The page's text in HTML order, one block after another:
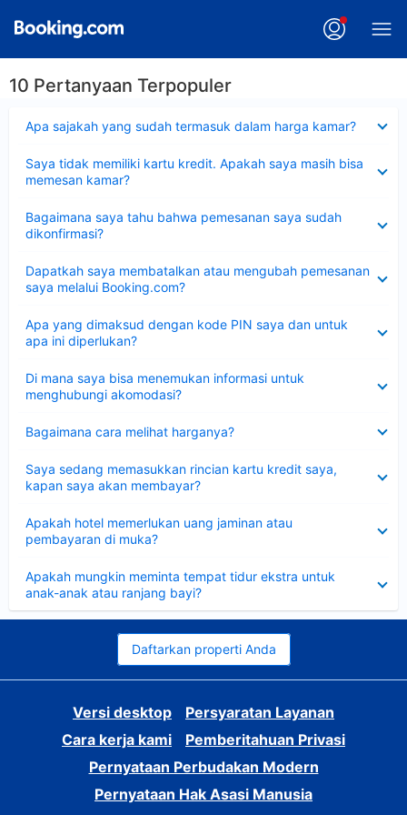
10 Pertanyaan Terpopuler
Apa sajakah yang sudah termasuk dalam harga kamar?
Saya tidak memiliki kartu kredit. Apakah saya masih bisa
memesan kamar?
Bagaimana saya tahu bahwa pemesanan saya sudah
dikonfirmasi?
Dapatkah saya membatalkan atau mengubah pemesanan
saya melalui Booking.com?
Apa yang dimaksud dengan kode PIN saya dan untuk
apa ini diperlukan?
Di mana saya bisa menemukan informasi untuk
menghubungi akomodasi?
Bagaimana cara melihat harganya?
Saya sedang memasukkan rincian kartu kredit saya,
kapan saya akan membayar?
Apakah hotel memerlukan uang jaminan atau
pembayaran di muka?
Apakah mungkin meminta tempat tidur ekstra untuk
anak-anak atau ranjang bayi?
Daftarkan properti Anda
Versi desktop
Persyaratan Layanan
Cara kerja kami
Pemberitahuan Privasi
Pernyataan Perbudakan Modern
Pernyataan Hak Asasi Manusia